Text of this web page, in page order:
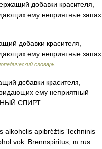
добавки красителя,
ему неприятные запах
добавки красителя,
ему неприятные запах
словарь
добавки красителя,
ему неприятный
СПИРТ… …
alkoholis apibrėžtis Techninis
vok. Brennspiritus, m rus.